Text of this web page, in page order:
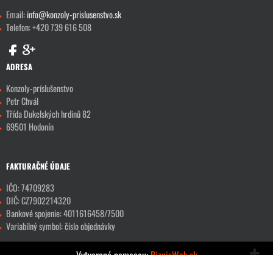
Email:info@konzoly-prislusenstvo.sk
Telefon: +420 739 616 508
ADRESA
Konzoly-príslušenstvo
Petr Chvál
Třída Dukelských hrdinů 82
69501 Hodonín
FAKTURAČNÉ ÚDAJE
IČO: 74709283
DIČ: CZ7902214320
Bankové spojenie: 4011616458/7500
Variabilný symbol: číslo objednávky